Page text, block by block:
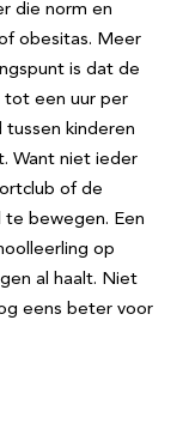
die norm en
obesitas. Meer
is dat de
tot een uur per
tussen kinderen
Want niet ieder
of de
te bewegen. Een
op
al haalt. Niet
eens beter voor